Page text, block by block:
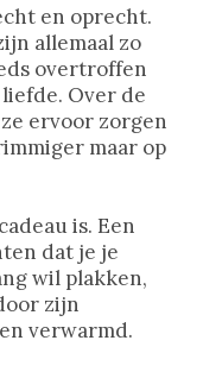
en oprecht.
allemaal zo
overtroffen
Over de
ervoor zorgen
maar op
is. Een
dat je je
wil plakken,
zijn
verwarmd.